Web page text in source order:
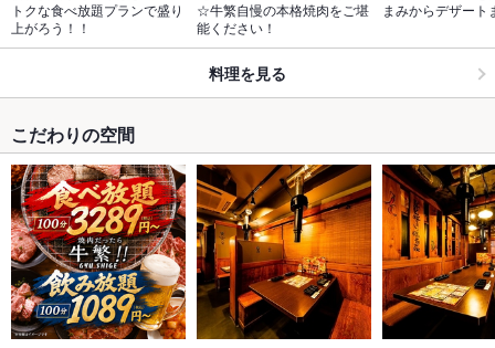
トクな食べ放題プランで盛り
上がろう！！
☆牛繁自慢の本格焼肉をご堪
能ください！
まみからデザート
料理を見る
こだわりの空間